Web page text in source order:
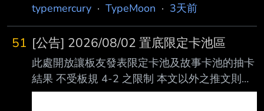
typemercury · TypeMoon · 3天前
51 [公告] 2026/08/02 置底限定卡池區
此處開放讓板友發表限定卡池及故事卡池的抽卡
結果 不受板規 4-2 之限制 本文以外之推文則按
照板規處理 限定卡池更新時本文亦會取消置底